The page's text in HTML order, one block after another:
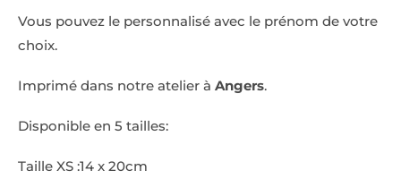
Vous pouvez le personnalisé avec le prénom de votre
choix.
Imprimé dans notre atelier à Angers.
Disponible en 5 tailles:
Taille XS :14 x 20cm